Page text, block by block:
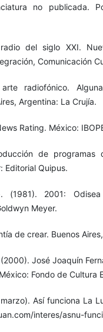
no publicada.
del siglo XXI.
Comunicación
radiofónico.
Argentina: La Crujía.
Rating. México:
de programas
Editorial Quipus.
(1981). 2001:
Meyer.
de crear. Buenos
José Joaquín
Fondo de Cultura
Así funciona La
interes/asnu-